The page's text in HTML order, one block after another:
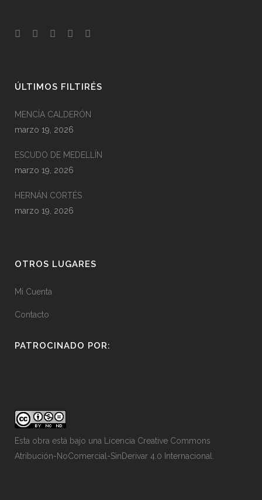
ÚLTIMOS FILTIRÉS
MENCÍA CALDERÓN
marzo 19, 2026
ESCUDO DE MEDELLÍN
marzo 19, 2026
HERNÁN CORTÉS
marzo 19, 2026
OTROS LUGARES
Mi Cuenta
Contacto
PATROCINADO POR:
Esta obra está bajo una
Licencia Creative Commons
Atribución-NoComercial-SinDerivar 4.0 Internacional